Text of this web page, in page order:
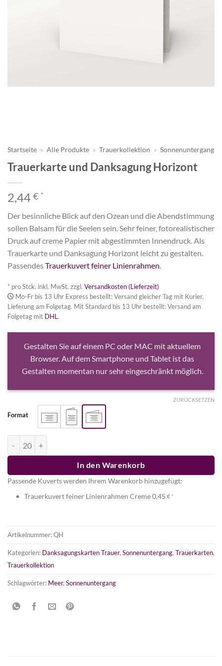
Startseite » Alle Produkte » Trauerkollektion » Sonnenuntergang
Trauerkarte und Danksagung Horizont
2,44 € *
Der besinnliche Blick auf den Ozean und die Abendstimmung
sollen Balsam für die Seelen sein. Sehr feiner, fotorealistischer
Druck auf creme Papier mit abgestimmten Innendruck. Als
Trauerkarte und Danksagung Horizont leicht zu gestalten.
PassendesTrauerkuvert feiner Linienrahmen
* pro Stck. inkl. MwSt. zzgl. Versandkosten (Lieferzeit)
Mo-Fr bis 13 Uhr Express bestellt: Versand gleicher Tag mit Kurier.
Lieferung am Folgetag. Mit Standard bis 13 Uhr bestellt: Versand am
Folgetag mit DHL.
Gestalten Sie auf einem PC oder MAC mit aktuellem
Browser. Auf dem Smartphone und Tablet ist das
Gestalten momentan nur sehr eingeschränkt möglich.
Format
ZURÜCKSETZEN
Trauerkarte und Danksagung Horizont Menge
In den Warenkorb
Passende Kuverts werden Ihrem Warenkorb hinzugefügt:
Trauerkuvert feiner Linienrahmen Creme0,45 € *
Artikelnummer:QH
Kategorien: Danksagungskarten Trauer, Sonnenuntergang, Trauerkarten,
Trauerkollektion
Schlagwörter: Meer, Sonnenuntergang